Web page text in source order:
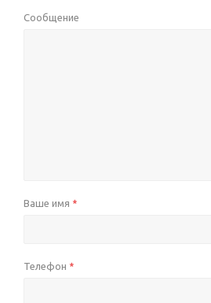
Сообщение
Ваше имя *
Телефон *